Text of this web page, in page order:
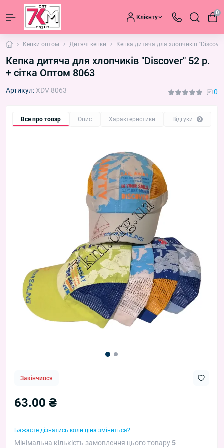
Клієнту
0
Кепки оптом Дитячі кепки Кепка дитяча для хлопчиків
Кепка дитяча для хлопчиків "Discover" 52 р.
+ сітка Оптом 8063
Артикул:XDV 8063 0
Все про товар Опис Характеристики Відгуки 0
Закінчився
63.00 ₴
Бажаєте дізнатись коли ціна зміниться?
Мінімальна кількість замовлення цього товару 5